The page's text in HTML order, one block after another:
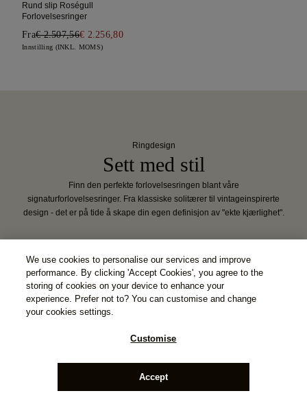
Rund slip Roségull
Forlovelsesringer
Fra€ 2.507,56€ 2.256,80
Innstilling (INKL. MOMS)
Ringdesign
Sett med stil
Finn den perfekte forlovelsesringen blant våre
signaturforlovelsesringer. Fra klassiske solitærer til vintageinspirerte
design - det er på tide å skape din egen definisjon av "ekte kjærlighet".
We use cookies to personalise our services and improve
performance. By clicking 'Accept Cookies', you agree to the
storing of cookies on your device to enhance your
experience. Prefer not to? You can customise and change
your cookies settings.
Customise
Accept